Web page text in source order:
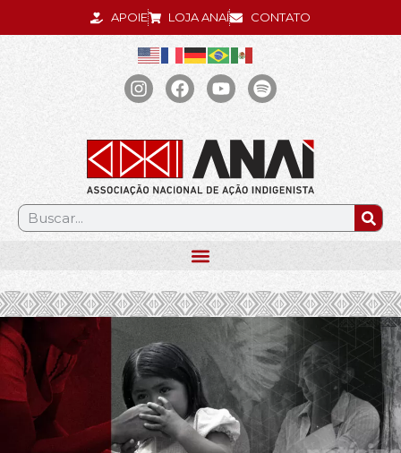
APOIE LOJA ANAÍ CONTATO
.